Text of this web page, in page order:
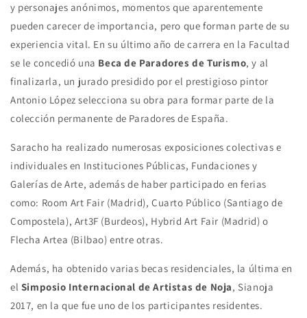
y personajes anónimos, momentos que aparentemente
pueden carecer de importancia, pero que forman parte de su
experiencia vital. En su último año de carrera en la Facultad
se le concedió una Beca de Paradores de Turismo, y al
finalizarla, un jurado presidido por el prestigioso pintor
Antonio López selecciona su obra para formar parte de la
colección permanente de Paradores de España.
Saracho ha realizado numerosas exposiciones colectivas e
individuales en Instituciones Públicas, Fundaciones y
Galerías de Arte, además de haber participado en ferias
como: Room Art Fair (Madrid), Cuarto Público (Santiago de
Compostela), Art3F (Burdeos), Hybrid Art Fair (Madrid) o
Flecha Artea (Bilbao) entre otras.
Además, ha obtenido varias becas residenciales, la última en
el Simposio Internacional de Artistas de Noja, Sianoja
2017, en la que fue uno de los participantes residentes.